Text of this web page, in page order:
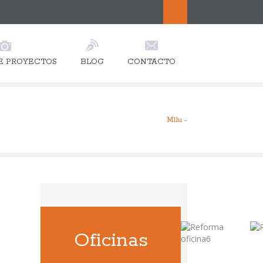
PROYECTOS BLOG CONTACTO
M11u -
Oficinas